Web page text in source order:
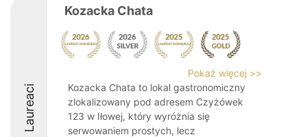
Laureaci
Kozacka Chata
Pokaż więcej >>
Kozacka Chata to lokal gastronomiczny
zlokalizowany pod adresem Czyżówek
123 w Iłowej, który wyróżnia się
serwowaniem prostych, lecz